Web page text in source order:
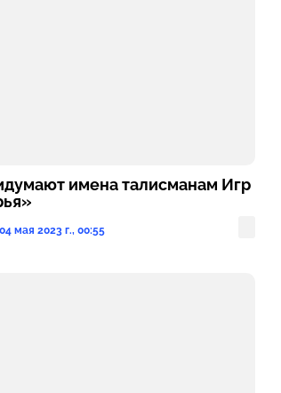
имена талисманам Игр
04 мая 2023 г., 00:55